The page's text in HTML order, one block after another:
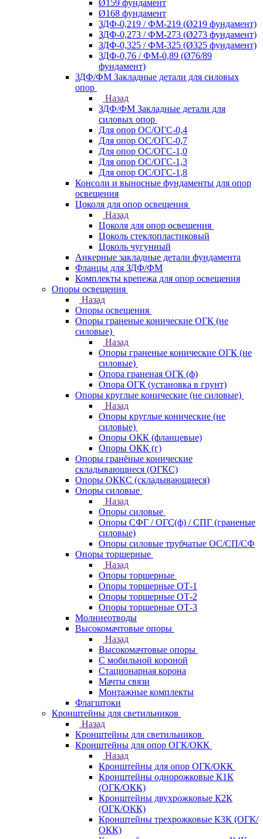
Ø159 фундамент
Ø168 фундамент
ЗДФ-0,219 / ФМ-219 (Ø219 фундамент)
ЗДФ-0,273 / ФМ-273 (Ø273 фундамент)
ЗДФ-0,325 / ФМ-325 (Ø325 фундамент)
ЗДФ-0,76 / ФМ-0,89 (Ø76/89
фундамент)
ЗДФ/ФМ Закладные детали для силовых
опор
Назад
ЗДФ/ФМ Закладные детали для
силовых опор
Для опор ОС/ОГС-0,4
Для опор ОС/ОГС-0,7
Для опор ОС/ОГС-1,0
Для опор ОС/ОГС-1,3
Для опор ОС/ОГС-1,8
Консоли и выносные фундаменты для опор
освещения
Цоколя для опор освещения
Назад
Цоколя для опор освещения
Цоколь стеклопластиковый
Цоколь чугунный
Анкерные закладные детали фундамента
Фланцы для ЗДФ/ФМ
Комплекты крепежа для опор освещения
Опоры освещения
Назад
Опоры освещения
Опоры граненые конические ОГК (не
силовые)
Назад
Опоры граненые конические ОГК (не
силовые)
Опора граненая ОГК (ф)
Опора ОГК (установка в грунт)
Опоры круглые конические (не силовые)
Назад
Опоры круглые конические (не
силовые)
Опоры ОКК (фланцевые)
Опоры ОКК (г)
Опоры гранёные конические
складывающиеся (ОГКС)
Опоры ОККС (складывающиеся)
Опоры силовые
Назад
Опоры силовые
Опоры СФГ / ОГС(ф) / СПГ (граненые
силовые)
Опоры силовые трубчатые ОС/СП/СФ
Опоры торшерные
Назад
Опоры торшерные
Опоры торшерные ОТ-1
Опоры торшерные ОТ-2
Опоры торшерные ОТ-3
Молниеотводы
Высокомачтовые опоры
Назад
Высокомачтовые опоры
С мобильной короной
Стационарная корона
Мачты связи
Монтажные комплекты
Флагштоки
Кронштейны для светильников
Назад
Кронштейны для светильников
Кронштейны для опор ОГК/ОКК
Назад
Кронштейны для опор ОГК/ОКК
Кронштейны однорожковые К1К
(ОГК/ОКК)
Кронштейны двухрожковые К2К
(ОГК/ОКК)
Кронштейны трехрожковые К3К (ОГК/
ОКК)